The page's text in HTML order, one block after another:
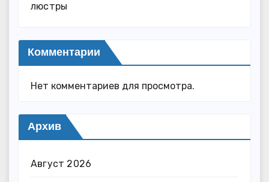
люстры
Комментарии
Нет комментариев для просмотра.
Архив
Август 2026